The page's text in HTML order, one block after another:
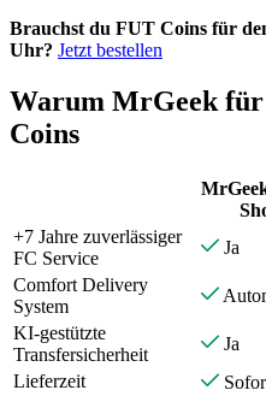
Brauchst du FUT Coins für
Uhr? Jetzt bestellen
Warum MrGeek für
Coins
+7 Jahre zuverlässiger
FC Service
Ja
Comfort Delivery
System
KI-gestützte
Transfersicherheit
Ja
Lieferzeit